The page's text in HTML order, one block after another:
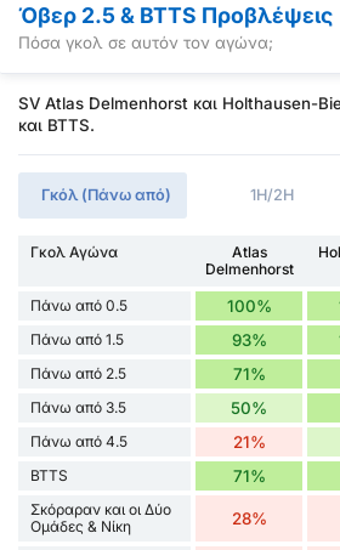
Όβερ 2.5 & BTTS Προβλέψεις
Πόσα γκολ σε αυτόν τον αγώνα;
SV Atlas Delmenhorst και Holthausen-
και BTTS.
Γκόλ (Πάνω από) 1H/2H
Γκολ Αγώνα
Atlas
Delmenhorst
Πάνω από 0.5 100%
Πάνω από 1.5 93%
Πάνω από 2.5 71%
Πάνω από 3.5 50%
Πάνω από 4.5 21%
BTTS 71%
Σκόραραν και οι Δύο
Ομάδες & Νίκη
28%